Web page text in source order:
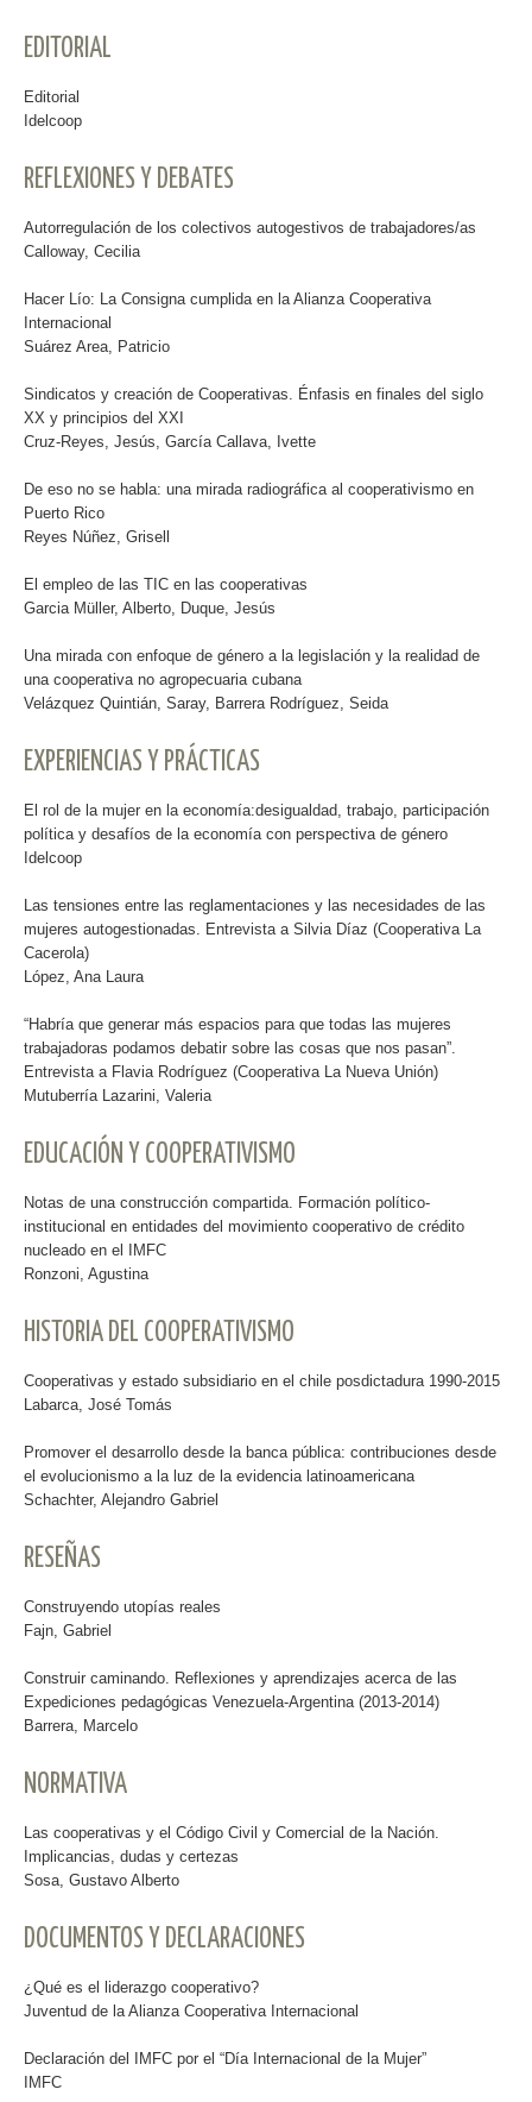
EDITORIAL
Editorial
Idelcoop
REFLEXIONES Y DEBATES
Autorregulación de los colectivos autogestivos de trabajadores/as
Calloway, Cecilia
Hacer Lío: La Consigna cumplida en la Alianza Cooperativa
Internacional
Suárez Area, Patricio
Sindicatos y creación de Cooperativas. Énfasis en finales del siglo
XX y principios del XXI
Cruz-Reyes, Jesús, García Callava, Ivette
De eso no se habla: una mirada radiográfica al cooperativismo en
Puerto Rico
Reyes Núñez, Grisell
El empleo de las TIC en las cooperativas
Garcia Müller, Alberto, Duque, Jesús
Una mirada con enfoque de género a la legislación y la realidad de
una cooperativa no agropecuaria cubana
Velázquez Quintián, Saray, Barrera Rodríguez, Seida
EXPERIENCIAS Y PRÁCTICAS
El rol de la mujer en la economía:desigualdad, trabajo, participación
política y desafíos de la economía con perspectiva de género
Idelcoop
Las tensiones entre las reglamentaciones y las necesidades de las
mujeres autogestionadas. Entrevista a Silvia Díaz (Cooperativa La
Cacerola)
López, Ana Laura
“Habría que generar más espacios para que todas las mujeres
trabajadoras podamos debatir sobre las cosas que nos pasan”.
Entrevista a Flavia Rodríguez (Cooperativa La Nueva Unión)
Mutuberría Lazarini, Valeria
EDUCACIÓN Y COOPERATIVISMO
Notas de una construcción compartida. Formación político-
institucional en entidades del movimiento cooperativo de crédito
nucleado en el IMFC
Ronzoni, Agustina
HISTORIA DEL COOPERATIVISMO
Cooperativas y estado subsidiario en el chile posdictadura 1990-2015
Labarca, José Tomás
Promover el desarrollo desde la banca pública: contribuciones desde
el evolucionismo a la luz de la evidencia latinoamericana
Schachter, Alejandro Gabriel
RESEÑAS
Construyendo utopías reales
Fajn, Gabriel
Construir caminando. Reflexiones y aprendizajes acerca de las
Expediciones pedagógicas Venezuela-Argentina (2013-2014)
Barrera, Marcelo
NORMATIVA
Las cooperativas y el Código Civil y Comercial de la Nación.
Implicancias, dudas y certezas
Sosa, Gustavo Alberto
DOCUMENTOS Y DECLARACIONES
¿Qué es el liderazgo cooperativo?
Juventud de la Alianza Cooperativa Internacional
Declaración del IMFC por el “Día Internacional de la Mujer”
IMFC